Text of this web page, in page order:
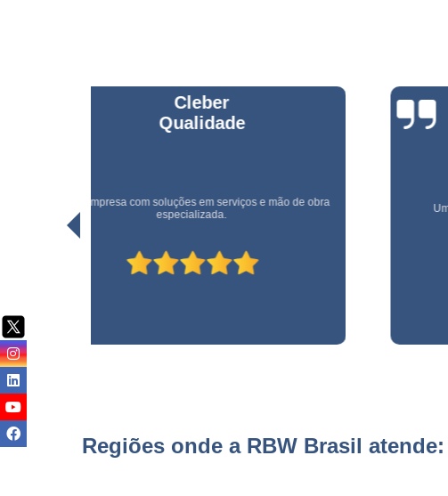
copeiras
Serviço de
Serviço de
conservação
Rogerio Santos
Uma empresa rápida e eficiente. Recomendo!
Regiões onde a RBW Brasil atende: